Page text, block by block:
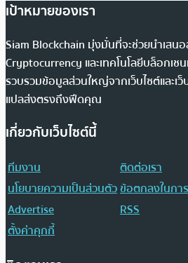
เป้าหมายของเรา
Siam Blockchain มุ่งมั่นที่จะช่วยนำเสน
Cryptocurrency และเทคโนโลยีบล็อกเช
รวบรวมข้อมูลส่วนใหญ่จากเว็บไซต์และเ
แปลส่งตรงถึงฟีดคุณ
เกี่ยวกับเว็บไซต์นี้
ทีมงาน
ติดต่อเรา
นโยบายความเป็นส่วนตัวข้อตกลงในกา
Advertise
RSS
ตั้งค่าคุกกี้